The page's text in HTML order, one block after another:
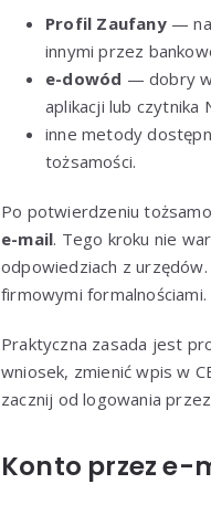
Profil Zaufany—
innymi przez
e-dowód — dobry
aplikacji lub czytnika
inne metody
tożsamości.
Po potwierdzeniu
e-mail. Tego kroku nie
odpowiedziach z
firmowymi formalnościami.
Praktyczna zasada jest
wniosek, zmienić wpis w
zacznij od logowania przez
Konto przez e-